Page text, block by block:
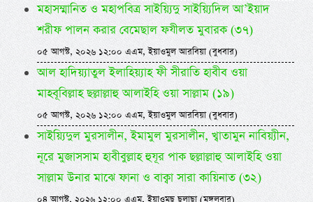
মহাসম্মানিত ও মহাপবিত্র সাইয়্যিদু সাইয়্যিদিল আ’ইয়াদ
শরীফ পালন করার বেমেছাল ফযীলত মুবারক (৩৭)
০৫ আগস্ট, ২০২৬ ১২:০০ এএম, ইয়াওমুল আরবিয়া (বুধবার)
আল হাদিয়্যাতুল ইলাহিয়্যাহ ফী সীরাতি হাবীব ওয়া
মাহবূবিল্লাহ ছল্লাল্লাহু আলাইহি ওয়া সাল্লাম (১৯)
০৫ আগস্ট, ২০২৬ ১২:০০ এএম, ইয়াওমুল আরবিয়া (বুধবার)
সাইয়্যিদুল মুরসালীন, ইমামুল মুরসালীন, খ্বাতামুন নাবিয়্যীন,
নূরে মুজাসসাম হাবীবুল্লাহ হুযূর পাক ছল্লাল্লাহু আলাইহি ওয়া
সাল্লাম উনার মাঝে ফানা ও বাক্বা সারা কায়িনাত (৩২)
০৪ আগস্ট, ২০২৬ ১২:০০ এএম, ইয়াওমুছ ছুলাছা (মঙ্গলবার)